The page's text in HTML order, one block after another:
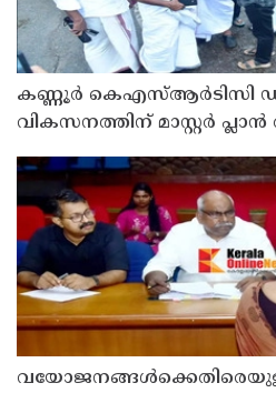
കണ്ണൂർ കെഎസ്ആർടിസി
വികസനത്തിന് മാസ്റ്റർ പ്ലാൻ